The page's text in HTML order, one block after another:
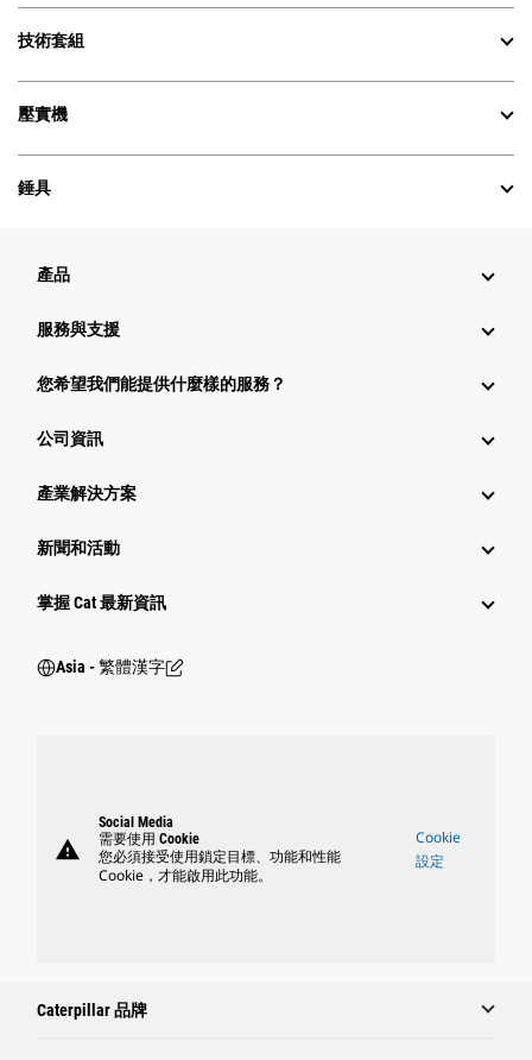
技術套組
壓實機
錘具
產品
服務與支援
您希望我們能提供什麼樣的服務？
公司資訊
產業解決方案
新聞和活動
掌握 Cat 最新資訊
Asia - 繁體漢字
warning
Social Media
需要使用 Cookie
您必須接受使用鎖定目標、功能和性能
Cookie，才能啟用此功能。
Cookie
設定
Caterpillar 品牌